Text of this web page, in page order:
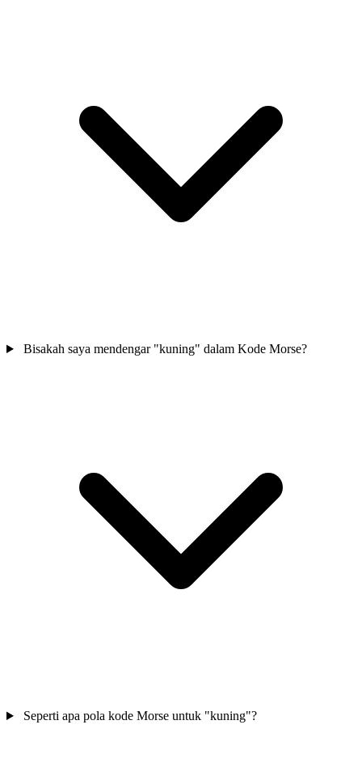
Bisakah saya mendengar "kuning" dalam Kode Morse?
Seperti apa pola kode Morse untuk "kuning"?